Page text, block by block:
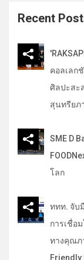
c
Recent
คอลเลก
ศิลปะสะ
สุนทรียภ
SME D
โลก
ททท. จับ
การเชื่อ
ทางคุณภ
Friendly